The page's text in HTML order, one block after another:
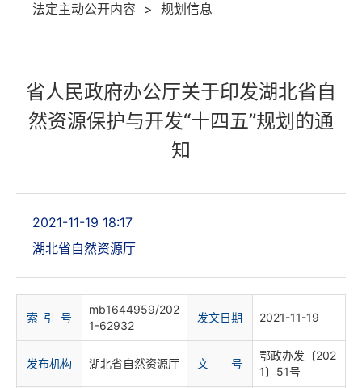
法定主动公开内容 > 规划信息
省人民政府办公厅关于印发湖北省自
然资源保护与开发“十四五”规划的通
知
2021-11-19 18:17
湖北省自然资源厅
索 引 号
mb1644959/202
1-62932
发文日期 2021-11-19
发布机构 湖北省自然资源厅 文 号
鄂政办发〔202
1〕51号